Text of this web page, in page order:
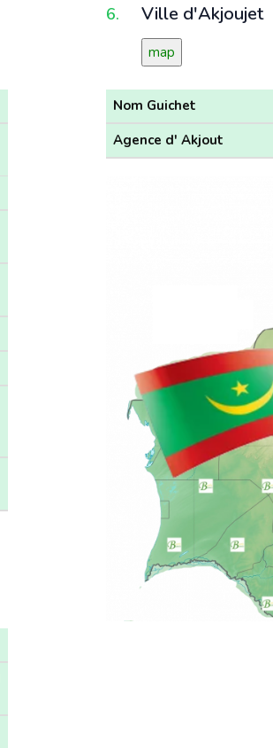
6. Ville d'Akjoujet
map
Nom Guichet
Agence d' Akjout